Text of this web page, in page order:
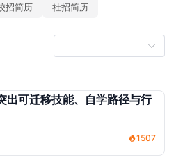
招简历 社招简历
出可迁移技能、自学路径与行
1507